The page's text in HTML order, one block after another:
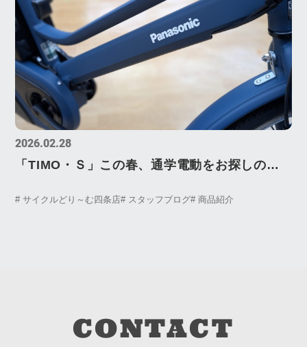
2026.02.28
「TIMO・Ｓ」この春、通学電動をお探しの方
# サイクルどり～む四条店# スタッフブログ# 商品紹介
CONTACT